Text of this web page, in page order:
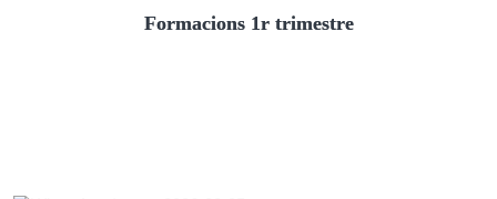
Formacions 1r trimestre